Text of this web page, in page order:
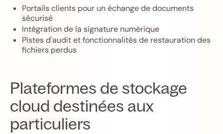
Portails clients pour un échange de documents
sécurisé
Intégration de la signature numérique
Pistes d'audit et fonctionnalités de restauration des
fichiers perdus
Plateformes de stockage
cloud destinées aux
particuliers